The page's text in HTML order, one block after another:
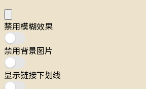
禁用模糊效果
禁用背景图片
显示链接下划线